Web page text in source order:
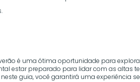
é uma ótima oportunidade para
estar preparado para lidar com as altas
guia, você garantirá uma experiência